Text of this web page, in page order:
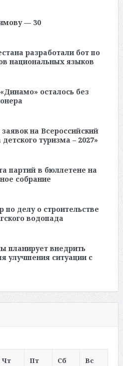
— 30
разработали бот по
национальных языков
осталось без
на Всероссийский
туризма – 2027»
партий в бюллетене на
собрание
по делу о строительстве
водопада
планирует внедрить
улучшения ситуации с
Чт Пт Сб Вс